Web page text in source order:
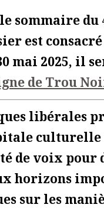
sommaire du
est
mai 2025, il
de Trou
libérales
culturelle
de voix pour
horizons
sur les